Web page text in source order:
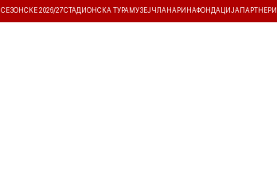
СЕЗОНСКЕ 2026/27СТАДИОНСКА ТУРА МУЗЕЈ ЧЛАНАРИНАФОНДАЦИЈА ПАРТНЕРИ